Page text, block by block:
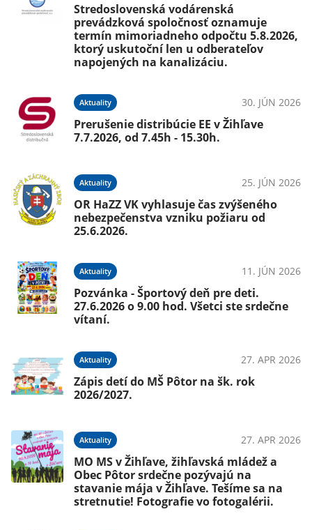
Stredoslovenská vodárenská
prevádzková spoločnosť oznamuje
termín mimoriadneho odpočtu 5.8.2026,
ktorý uskutoční len u odberateľov
napojených na kanalizáciu.
Aktuality 30. JÚN 2026
Prerušenie distribúcie EE v Žihľave
7.7.2026, od 7.45h - 15.30h.
Aktuality 25. JÚN 2026
OR HaZZ VK vyhlasuje čas zvýšeného
nebezpečenstva vzniku požiaru od
25.6.2026.
Aktuality 11. JÚN 2026
Pozvánka - Športový deň pre deti.
27.6.2026 o 9.00 hod. Všetci ste srdečne
vítaní.
Aktuality 27. APR 2026
Zápis detí do MŠ Pôtor na šk. rok
2026/2027.
Aktuality 27. APR 2026
MO MS v Žihľave, žihľavská mládež a
Obec Pôtor srdečne pozývajú na
stavanie mája v Žihľave. Tešíme sa na
stretnutie! Fotografie vo fotogalérii.